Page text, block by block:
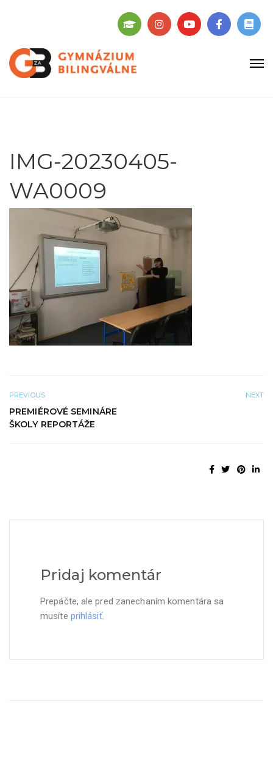
IMG-20230405-
WA0009
PREVIOUS
PREMIÉROVÉ SEMINÁRE
ŠKOLY REPORTÁŽE
NEXT
Pridaj komentár
Prepáčte, ale pred zanechaním komentára sa
musíte prihlásiť.